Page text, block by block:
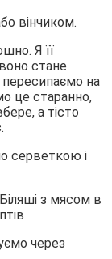
вінчиком.
Я її
стане
на
це старанно,
а тісто
серветкою і
через